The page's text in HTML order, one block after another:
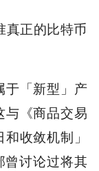
真正的比特币
于「新型」产
与《商品交易
收敛机制」
曾讨论过将其